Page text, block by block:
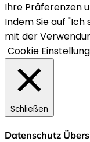
Ihre Präferenzen
Indem Sie auf
mit der
Cookie
Schließen
Datenschutz